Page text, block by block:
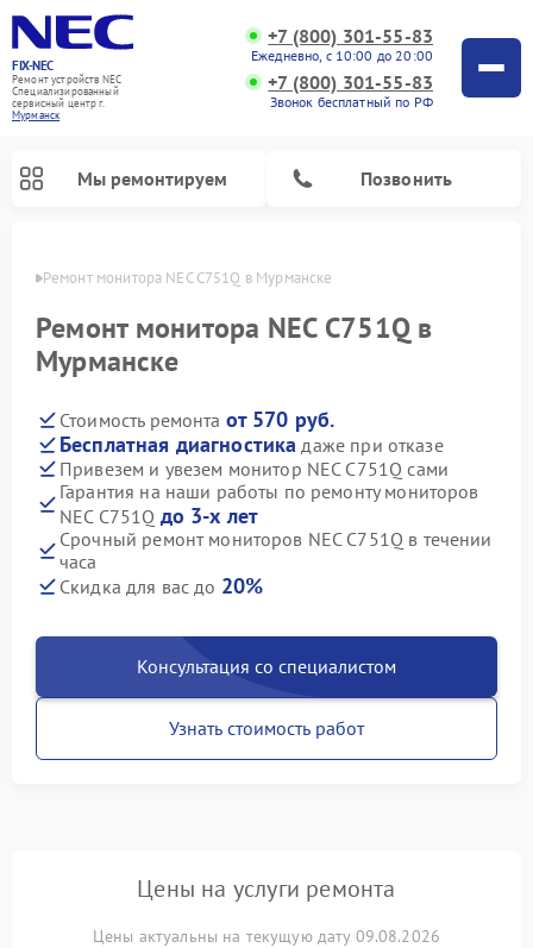
FIX-NEC
Ремонт устройств NEC
Специализированный
cервисный центр г.
Мурманск
+7 (800) 301-55-83
Ежедневно, с 10:00 до 20:00
+7 (800) 301-55-83
Звонок бесплатный по РФ
Мы ремонтируем Позвонить
Ремонт монитора NEC C751Q в Мурманске
Ремонт монитора NEC C751Q в
Мурманске
Стоимость ремонта от 570 руб.
Бесплатная диагностика даже при отказе
Привезем и увезем монитор NEC C751Q сами
Гарантия на наши работы по ремонту мониторов
NEC C751Q до 3-х лет
Срочный ремонт мониторов NEC C751Q в течении
часа
Скидка для вас до 20%
Консультация со специалистом
Узнать стоимость работ
Цены на услуги ремонта
Цены актуальны на текущую дату 09.08.2026